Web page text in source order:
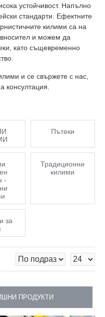
устойчивост. Напълно
стандарти. Ефектните
килими са на
и можем да
като същевременно
и се свържете с нас,
консултация.
Пътеки
-
Традиционни
килими
за
ПРОДУКТИ